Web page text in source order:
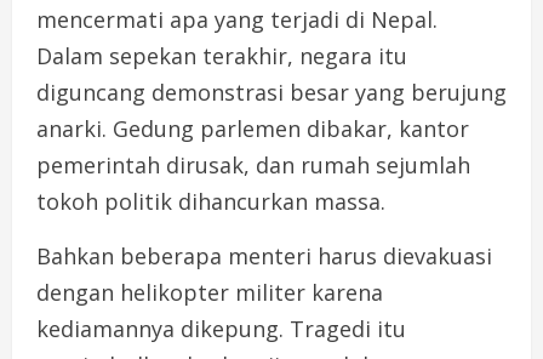
mencermati apa yang terjadi di Nepal.
Dalam sepekan terakhir, negara itu
diguncang demonstrasi besar yang berujung
anarki. Gedung parlemen dibakar, kantor
pemerintah dirusak, dan rumah sejumlah
tokoh politik dihancurkan massa.
Bahkan beberapa menteri harus dievakuasi
dengan helikopter militer karena
kediamannya dikepung. Tragedi itu